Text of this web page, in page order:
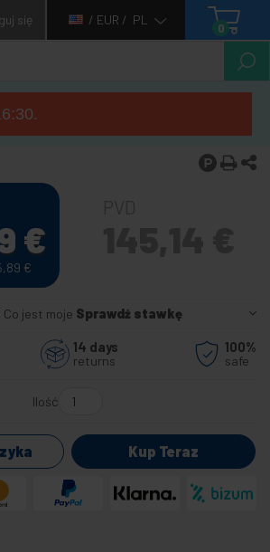
się / EUR / PL
0
€
€
Co jest moje Sprawdź stawkę
14 days
returns
100%
safe
Ilość
Kup Teraz